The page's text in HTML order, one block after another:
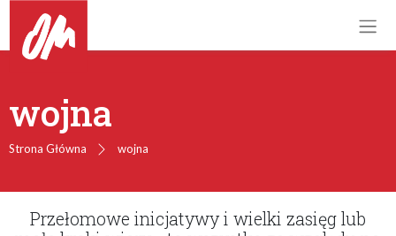
wojna
Strona Główna wojna
Przełomowe inicjatywy i wielki zasięg lub